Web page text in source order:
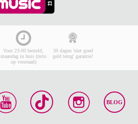
Voor 23:00 besteld,
maandag in huis (mits
op voorraad)
30 dagen 'niet goed
geld terug' garantie!
BLOG